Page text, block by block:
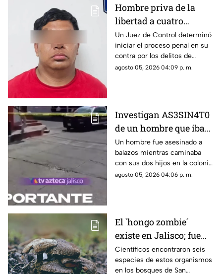
Hombre priva de la
libertad a cuatro
personas; una MU3R3
tras recibir un puñal en
el cráneo
Un Juez de Control determinó
iniciar el proceso penal en su
contra por los delitos de
secuestro agravado y
agosto 05, 2026 04:09 p. m.
Investigan AS3SIN4T0
de un hombre que iba
acompañado de dos
menores en
Guadalajara
Un hombre fue asesinado a
balazos mientras caminaba
con sus dos hijos en la colonia
Valentín Gómez Farías, en
agosto 05, 2026 04:06 p. m.
El `hongo zombie´
existe en Jalisco; fue
bautizado en honor a
Guillermo del Toro
Científicos encontraron seis
especies de estos organismos
en los bosques de San